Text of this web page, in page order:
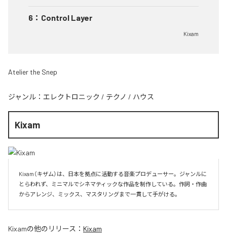
6 ： Control Layer
Kixam
Atelier the Snep
ジャンル： エレクトロニック / テクノ / ハウス
Kixam
Kixam（キザム）は、日本を拠点に活動する音楽プロデューサー。ジャンルに
とらわれず、ミニマルでシネマティックな作品を制作している。作詞・作曲
からアレンジ、ミックス、マスタリングまで一貫して手がける。
Kixamの他のリリース： Kixam